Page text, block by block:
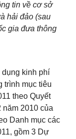
tin về cơ sở
hải đảo (sau
gia đưa thông
kinh phí
trình mục tiêu
theo Quyết
2010 của
Danh mục các
gồm 3 Dự